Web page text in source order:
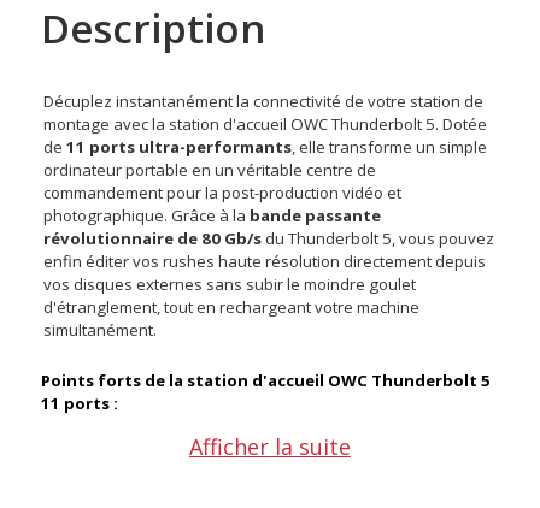
Description
Décuplez instantanément la connectivité de votre station de
montage avec la station d'accueil OWC Thunderbolt 5. Dotée
de11 ports ultra-performants, elle transforme un simple
ordinateur portable en un véritable centre de
commandement pour la post-production vidéo et
photographique. Grâce à la bande passante
révolutionnaire de 80 Gb/s du Thunderbolt 5, vous pouvez
enfin éditer vos rushes haute résolution directement depuis
vos disques externes sans subir le moindre goulet
d'étranglement, tout en rechargeant votre machine
simultanément.
Points forts de la station d'accueil OWC Thunderbolt 5
11 ports :
Afficher la suite